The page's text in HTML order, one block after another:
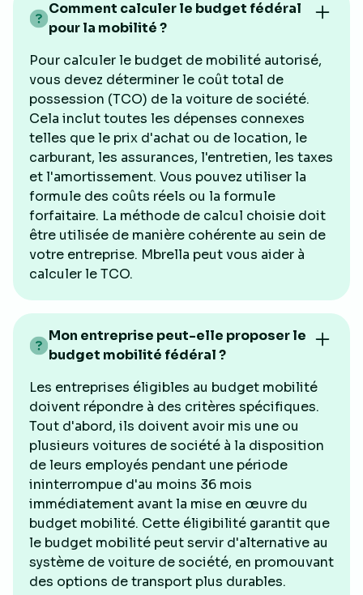
Comment calculer le budget fédéral
pour la mobilité ?
Pour calculer le budget de mobilité autorisé,
vous devez déterminer le coût total de
possession (TCO) de la voiture de société.
Cela inclut toutes les dépenses connexes
telles que le prix d'achat ou de location, le
carburant, les assurances, l'entretien, les taxes
et l'amortissement. Vous pouvez utiliser la
formule des coûts réels ou la formule
forfaitaire. La méthode de calcul choisie doit
être utilisée de manière cohérente au sein de
votre entreprise. Mbrella peut vous aider à
calculer le TCO.
Mon entreprise peut-elle proposer le
budget mobilité fédéral ?
Les entreprises éligibles au budget mobilité
doivent répondre à des critères spécifiques.
Tout d'abord, ils doivent avoir mis une ou
plusieurs voitures de société à la disposition
de leurs employés pendant une période
ininterrompue d'au moins 36 mois
immédiatement avant la mise en œuvre du
budget mobilité. Cette éligibilité garantit que
le budget mobilité peut servir d'alternative au
système de voiture de société, en promouvant
des options de transport plus durables.